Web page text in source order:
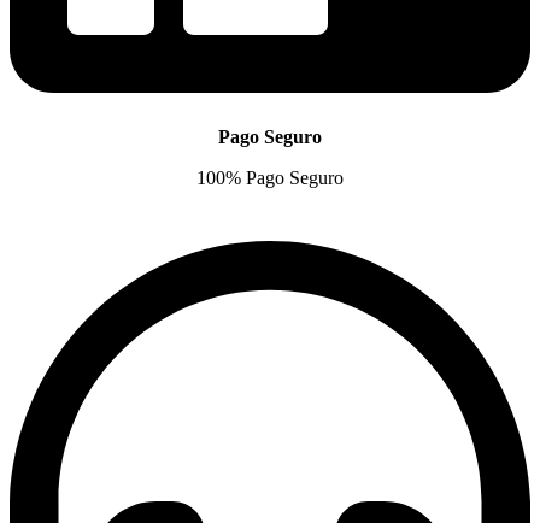
Pago Seguro
100% Pago Seguro